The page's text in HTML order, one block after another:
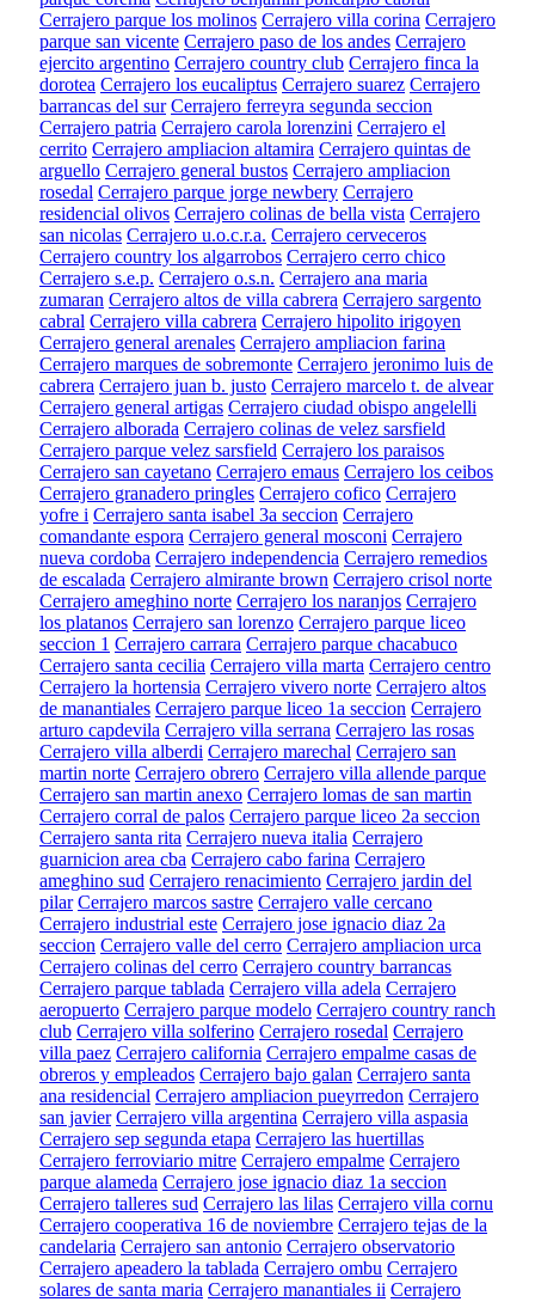
Cerrajero parque los molinos Cerrajero villa corina Cerrajero
parque san vicente Cerrajero paso de los andes Cerrajero
ejercito argentino Cerrajero country club Cerrajero finca la
dorotea Cerrajero los eucaliptus Cerrajero suarez Cerrajero
barrancas del sur Cerrajero ferreyra segunda seccion
Cerrajero patria Cerrajero carola lorenzini Cerrajero el
cerrito Cerrajero ampliacion altamira Cerrajero quintas de
arguello Cerrajero general bustos Cerrajero ampliacion
rosedal Cerrajero parque jorge newbery Cerrajero
residencial olivos Cerrajero colinas de bella vista Cerrajero
san nicolas Cerrajero u.o.c.r.a. Cerrajero cerveceros
Cerrajero country los algarrobos Cerrajero cerro chico
Cerrajero s.e.p. Cerrajero o.s.n. Cerrajero ana maria
zumaran Cerrajero altos de villa cabrera Cerrajero sargento
cabral Cerrajero villa cabrera Cerrajero hipolito irigoyen
Cerrajero general arenales Cerrajero ampliacion farina
Cerrajero marques de sobremonte Cerrajero jeronimo luis de
cabrera Cerrajero juan b. justo Cerrajero marcelo t. de alvear
Cerrajero general artigas Cerrajero ciudad obispo angelelli
Cerrajero alborada Cerrajero colinas de velez sarsfield
Cerrajero parque velez sarsfield Cerrajero los paraisos
Cerrajero san cayetano Cerrajero emaus Cerrajero los ceibos
Cerrajero granadero pringles Cerrajero cofico Cerrajero
yofre i Cerrajero santa isabel 3a seccion Cerrajero
comandante espora Cerrajero general mosconi Cerrajero
nueva cordoba Cerrajero independencia Cerrajero remedios
de escalada Cerrajero almirante brown Cerrajero crisol norte
Cerrajero ameghino norte Cerrajero los naranjos Cerrajero
los platanos Cerrajero san lorenzo Cerrajero parque liceo
seccion 1 Cerrajero carrara Cerrajero parque chacabuco
Cerrajero santa cecilia Cerrajero villa marta Cerrajero centro
Cerrajero la hortensia Cerrajero vivero norte Cerrajero altos
de manantiales Cerrajero parque liceo 1a seccion Cerrajero
arturo capdevila Cerrajero villa serrana Cerrajero las rosas
Cerrajero villa alberdi Cerrajero marechal Cerrajero san
martin norte Cerrajero obrero Cerrajero villa allende parque
Cerrajero san martin anexo Cerrajero lomas de san martin
Cerrajero corral de palos Cerrajero parque liceo 2a seccion
Cerrajero santa rita Cerrajero nueva italia Cerrajero
guarnicion area cba Cerrajero cabo farina Cerrajero
ameghino sud Cerrajero renacimiento Cerrajero jardin del
pilar Cerrajero marcos sastre Cerrajero valle cercano
Cerrajero industrial este Cerrajero jose ignacio diaz 2a
seccion Cerrajero valle del cerro Cerrajero ampliacion urca
Cerrajero colinas del cerro Cerrajero country barrancas
Cerrajero parque tablada Cerrajero villa adela Cerrajero
aeropuerto Cerrajero parque modelo Cerrajero country ranch
club Cerrajero villa solferino Cerrajero rosedal Cerrajero
villa paez Cerrajero california Cerrajero empalme casas de
obreros y empleados Cerrajero bajo galan Cerrajero santa
ana residencial Cerrajero ampliacion pueyrredon Cerrajero
san javier Cerrajero villa argentina Cerrajero villa aspasia
Cerrajero sep segunda etapa Cerrajero las huertillas
Cerrajero ferroviario mitre Cerrajero empalme Cerrajero
parque alameda Cerrajero jose ignacio diaz 1a seccion
Cerrajero talleres sud Cerrajero las lilas Cerrajero villa cornu
Cerrajero cooperativa 16 de noviembre Cerrajero tejas de la
candelaria Cerrajero san antonio Cerrajero observatorio
Cerrajero apeadero la tablada Cerrajero ombu Cerrajero
solares de santa maria Cerrajero manantiales ii Cerrajero